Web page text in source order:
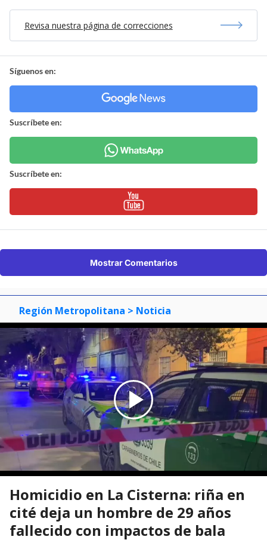
Revisa nuestra página de correcciones
Síguenos en:
Suscríbete en:
Suscríbete en:
Mostrar Comentarios
Región Metropolitana > Noticia
Homicidio en La Cisterna: riña en
cité deja un hombre de 29 años
fallecido con impactos de bala